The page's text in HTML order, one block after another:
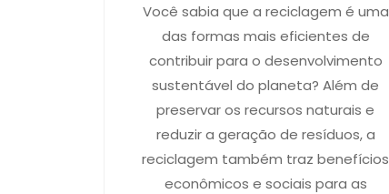
Você sabia que a reciclagem é uma
das formas mais eficientes de
contribuir para o desenvolvimento
sustentável do planeta? Além de
preservar os recursos naturais e
reduzir a geração de resíduos, a
reciclagem também traz benefícios
econômicos e sociais para as